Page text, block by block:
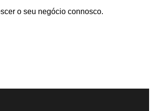
o seu negócio connosco.